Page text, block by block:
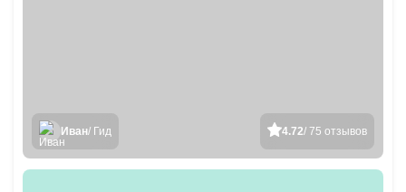
4.72/ 75 отзывов
Иван/ Гид